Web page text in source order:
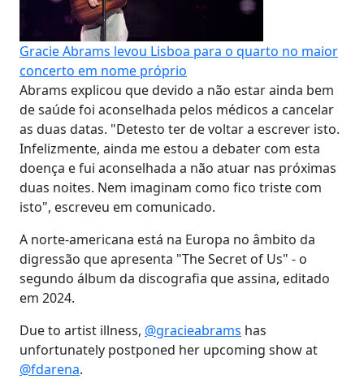
Gracie Abrams levou Lisboa para o quarto no maior
concerto em nome próprio
Abrams explicou que devido a não estar ainda bem
de saúde foi aconselhada pelos médicos a cancelar
as duas datas. "Detesto ter de voltar a escrever isto.
Infelizmente, ainda me estou a debater com esta
doença e fui aconselhada a não atuar nas próximas
duas noites. Nem imaginam como fico triste com
isto", escreveu em comunicado.
A norte-americana está na Europa no âmbito da
digressão que apresenta "The Secret of Us" - o
segundo álbum da discografia que assina, editado
em 2024.
Due to artist illness, @gracieabrams has
unfortunately postponed her upcoming show at
@fdarena.